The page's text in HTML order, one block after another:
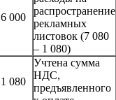
6 000
распространение
рекламных
листовок (7 080
– 1 080)
1 080
Учтена сумма
НДС,
предъявленного